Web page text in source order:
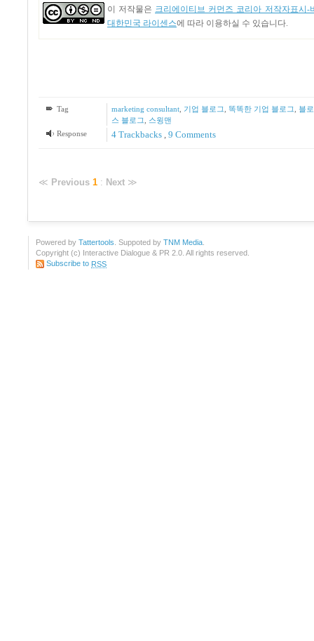
이 저작물은 크리에이티브 커먼즈 코리아 저작자표시-
대한민국 라이센스에 따라 이용하실 수 있습니다.
Tag marketing consultant, 기업 블로그 똑똑한 기업 블로그 블
스 블로그
스윙맨
Response
4Trackbacks , 9 Comments
≪ Previous 1 : Next ≫
Powered by Tattertools . Suppoted by TNM Media
Copyright (c) Interactive Dialogue & PR 2.0. All rights reserved.
Subscribe to RSS